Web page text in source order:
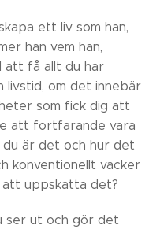
ett liv som han,
han vem han,
att få allt du har
livstid, om det innebär
som fick dig att
att fortfarande vara
är det och hur det
konventionellt vacker
att uppskatta det?
ser ut och gör det